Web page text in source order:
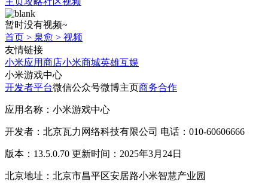
暂时没有视频~
首页 > 泉愈 > 视频
友情链接
小米应用商店小米商城英雄互娱
小米游戏中心
开发者平台微信公众号微博主页商务合作
应用名称：小米游戏中心
开发者：北京瓦力网络科技有限公司 电话：010-60606666
版本：13.5.0.70 更新时间：2025年3月24日
北京地址：北京市昌平区安居路小米智慧产业园